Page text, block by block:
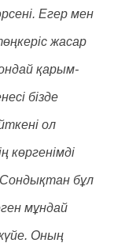
Егер мен
жасар
қарым-
бізде
ол
көргенімді
Сондықтан бұл
мұндай
Оның